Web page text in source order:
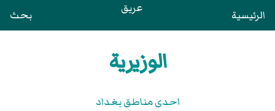
الرئيسية عريق بحث
الوزيرية
احدى مناطق بغداد